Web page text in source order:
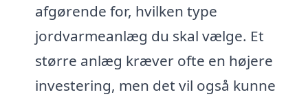
afgørende for, hvilken type
jordvarmeanlæg du skal vælge. Et
større anlæg kræver ofte en højere
investering, men det vil også kunne